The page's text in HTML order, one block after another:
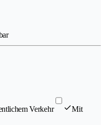
Verkehr Mit